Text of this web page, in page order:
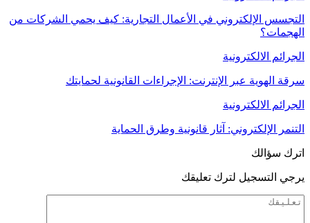
التجسس الإلكتروني في الأعمال التجارية: كيف يحمي الشركات من
الهجمات؟
الجرائم الالكترونية
سرقة الهوية عبر الإنترنت: الإجراءات القانونية لحمايتك
الجرائم الالكترونية
التنمر الإلكتروني: آثار قانونية وطرق الحماية
اترك سؤالك
يرجي التسجيل لترك تعليقك